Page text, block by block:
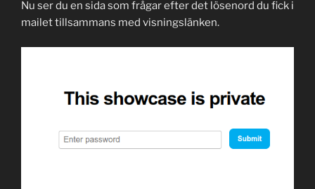
Nu ser du en sida som frågar efter det lösenord du fick i
mailet tillsammans med visningslänken.